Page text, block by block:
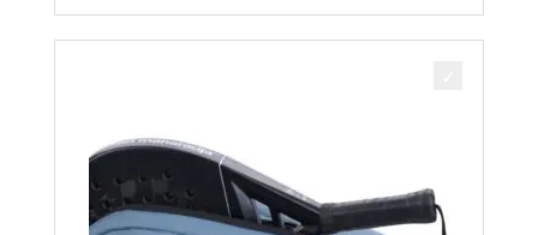
was:
€ 44,95.
is:
€ 40,46.